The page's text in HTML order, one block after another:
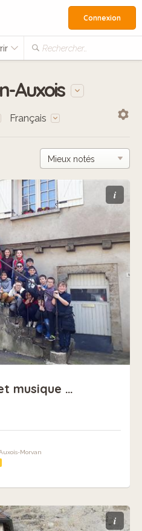
Rechercher…
Connexion
Auxois
Français
i
musique …
Morvan
i